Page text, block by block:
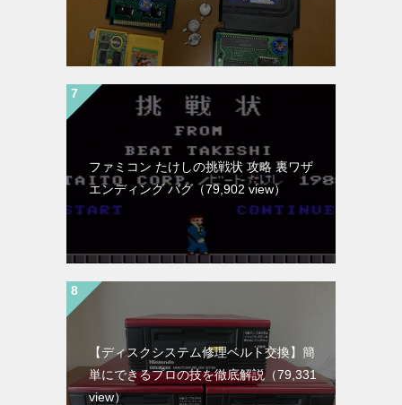
ファミコン たけしの挑戦状 攻略 裏ワザ
エンディング バグ （79,902 view）
【ディスクシステム修理ベルト交換】簡
単にできるプロの技を徹底解説（79,331
view）